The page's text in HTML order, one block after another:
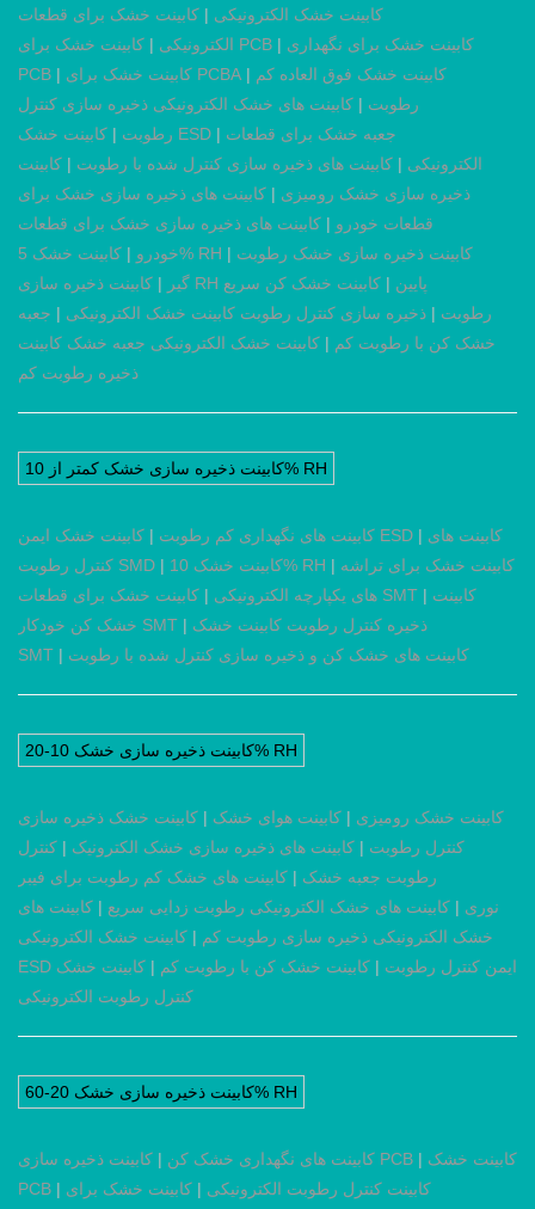
کابینت خشک الکترونیکی | کابینت خشک برای قطعات
الکترونیکی | کابینت خشک برای PCB | کابینت خشک برای نگهداری
PCB | کابینت خشک برای PCBA | کابینت خشک فوق العاده کم
رطوبت | کابینت های خشک الکترونیکی ذخیره سازی کنترل
رطوبت | کابینت خشک ESD | جعبه خشک برای قطعات
الکترونیکی | کابینت های ذخیره سازی کنترل شده با رطوبت | کابینت
ذخیره سازی خشک رومیزی | کابینت های ذخیره سازی خشک برای
قطعات خودرو | کابینت های ذخیره سازی خشک برای قطعات
خودرو | کابینت خشک 5% RH | کابینت ذخیره سازی خشک رطوبت
گیر | کابینت ذخیره سازی RH پایین | کابینت خشک کن سریع
رطوبت | ذخیره سازی کنترل رطوبت کابینت خشک الکترونیکی | جعبه
خشک کن با رطوبت کم | کابینت خشک الکترونیکی جعبه خشک کابینت
ذخیره رطوبت کم
کابینت ذخیره سازی خشک کمتر از 10% RH
کابینت های نگهداری کم رطوبت | کابینت خشک ایمن ESD | کابینت های
کنترل رطوبت SMD | کابینت خشک 10% RH | کابینت خشک برای تراشه
های یکپارچه الکترونیکی | کابینت خشک برای قطعات SMT | کابینت
خشک کن خودکار SMT | ذخیره کنترل رطوبت کابینت خشک
SMT | کابینت های خشک کن و ذخیره سازی کنترل شده با رطوبت
کابینت ذخیره سازی خشک 10-20% RH
کابینت خشک رومیزی | کابینت هوای خشک | کابینت خشک ذخیره سازی
کنترل رطوبت | کابینت های ذخیره سازی خشک الکترونیک | کنترل
رطوبت جعبه خشک | کابینت های خشک کم رطوبت برای فیبر
نوری | کابینت های خشک الکترونیکی رطوبت زدایی سریع | کابینت های
خشک الکترونیکی ذخیره سازی رطوبت کم | کابینت خشک الکترونیکی
ESD ایمن کنترل رطوبت | کابینت خشک کن با رطوبت کم | کابینت خشک
کنترل رطوبت الکترونیکی
کابینت ذخیره سازی خشک 20-60% RH
کابینت های نگهداری خشک کن | کابینت ذخیره سازی PCB | کابینت خشک
PCB | کابینت کنترل رطوبت الکترونیکی | کابینت خشک برای